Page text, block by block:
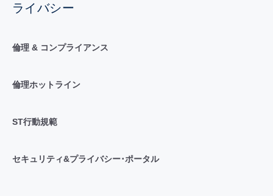
ライバシー
倫理 & コンプライアンス
倫理ホットライン
ST行動規範
セキュリティ&プライバシー･ポータル